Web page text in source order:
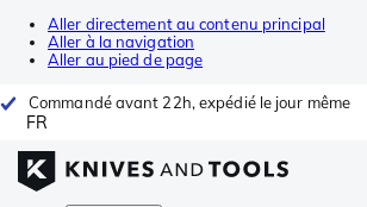
Aller directement au contenu principal
Aller à la navigation
Aller au pied de page
Commandé avant 22h, expédié le jour même
FR